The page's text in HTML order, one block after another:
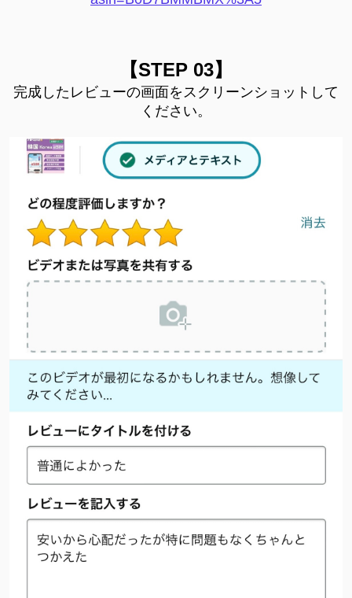
【STEP 03】
完成したレビューの画面をスクリーンショットして
ください。